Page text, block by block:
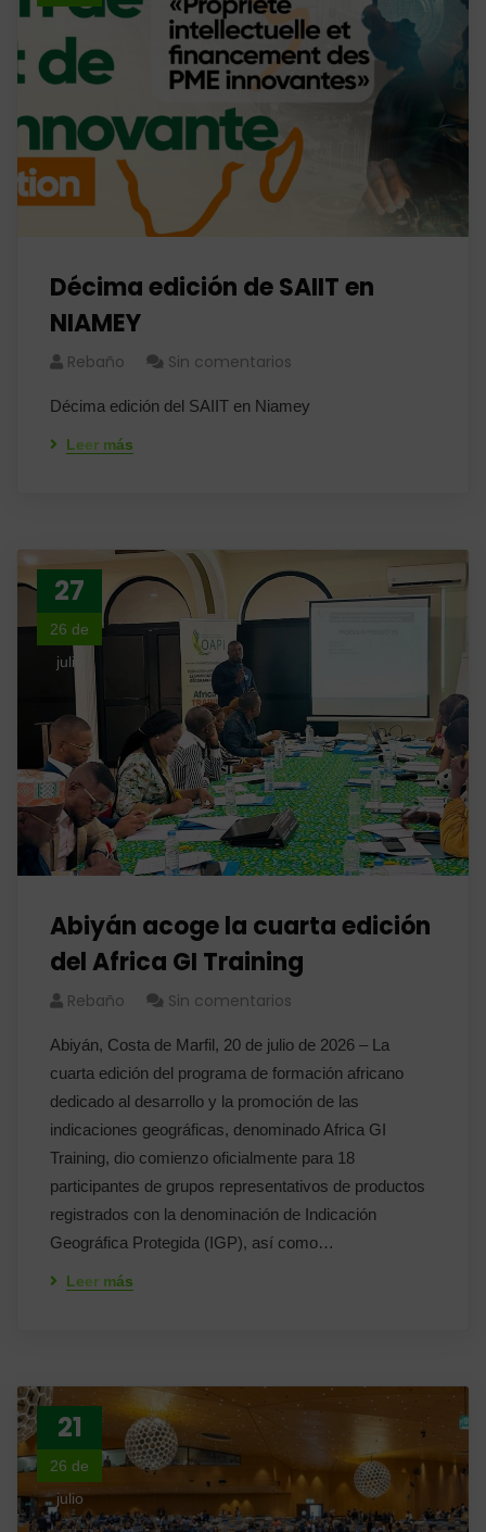
julio
Décima edición de SAIIT en
NIAMEY
Rebaño Sin comentarios
Décima edición del SAIIT en Niamey
Leer más
27
26 de
julio
Abiyán acoge la cuarta edición
del Africa GI Training
Rebaño Sin comentarios
Abiyán, Costa de Marfil, 20 de julio de 2026 – La
cuarta edición del programa de formación africano
dedicado al desarrollo y la promoción de las
indicaciones geográficas, denominado Africa GI
Training, dio comienzo oficialmente para 18
participantes de grupos representativos de productos
registrados con la denominación de Indicación
Geográfica Protegida (IGP), así como…
Leer más
21
26 de
julio